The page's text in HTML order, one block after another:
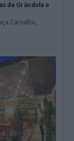
de Grândola e
Carvalho,